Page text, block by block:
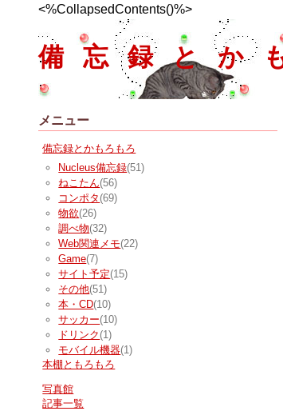
<%CollapsedContents()%>
備忘録とか
メニュー
備忘録とかもろもろ
Nucleus備忘録(51)
ねこたん(56)
コンポタ (69)
物欲(26)
調べ物(32)
Web関連メモ(22)
Game(7)
サイト予定(15)
その他(51)
本・CD(10)
サッカー(10)
ドリンク (1)
モバイル機器(1)
本棚ともろもろ
写真館
記事一覧